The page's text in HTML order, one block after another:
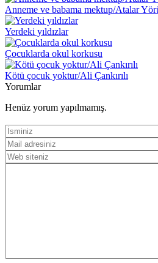
Anneme ve babama mektup/Atalar
Yerdeki yıldızlar
Çocuklarda okul korkusu
Kötü çocuk yoktur/Ali Çankırılı
Yorumlar
Henüz yorum yapılmamış.